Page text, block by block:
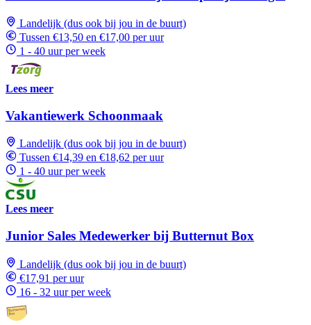
Landelijk (dus ook bij jou in de buurt)
Tussen €13,50 en €17,00 per uur
1 - 40 uur per week
Lees meer
Vakantiewerk Schoonmaak
Landelijk (dus ook bij jou in de buurt)
Tussen €14,39 en €18,62 per uur
1 - 40 uur per week
Lees meer
Junior Sales Medewerker bij Butternut Box
Landelijk (dus ook bij jou in de buurt)
€17,91 per uur
16 - 32 uur per week